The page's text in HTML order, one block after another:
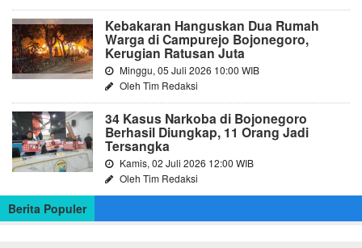
Kebakaran Hanguskan Dua Rumah
Warga di Campurejo Bojonegoro,
Kerugian Ratusan Juta
Minggu, 05 Juli 2026 10:00 WIB
Oleh Tim Redaksi
34 Kasus Narkoba di Bojonegoro
Berhasil Diungkap, 11 Orang Jadi
Tersangka
Kamis, 02 Juli 2026 12:00 WIB
Oleh Tim Redaksi
Berita Populer